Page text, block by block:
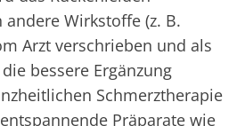
Wirkstoffe (z. B.
Arzt verschrieben und als
bessere Ergänzung
Schmerztherapie
Präparate wie